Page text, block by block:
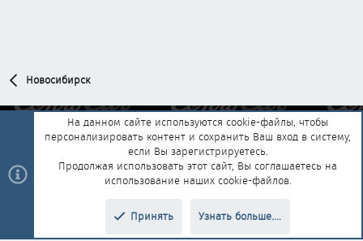
Новосибирск
Обратная связь
Условия и правила
Политика конфиденциальности
Помощь Главная
R
add-ons by ThemeHouse Перевод от Jumuro®
На данном сайте используются cookie-файлы, чтобы
персонализировать контент и сохранить Ваш вход в систему,
если Вы зарегистрируетесь.
Продолжая использовать этот сайт, Вы соглашаетесь на
использование наших cookie-файлов.
Принять Узнать больше....